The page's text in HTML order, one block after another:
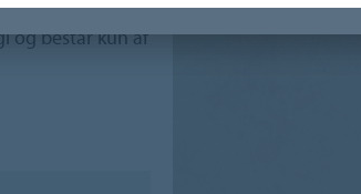
og består kun af